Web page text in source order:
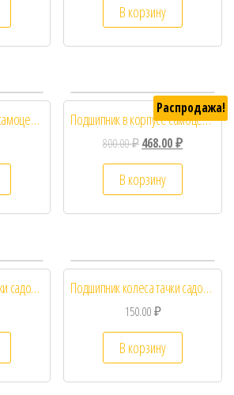
В корзину
Подшипник в корпусе самоцентрирующийся 206 UCFL
Распродажа!
Подшипник в корпусе самоцентрирующийся 206 UCP
800.00₽468.00₽
В корзину
Подшипник колеса тачки садовой Подшипник колеса тачки садовой
150.00₽
В корзину